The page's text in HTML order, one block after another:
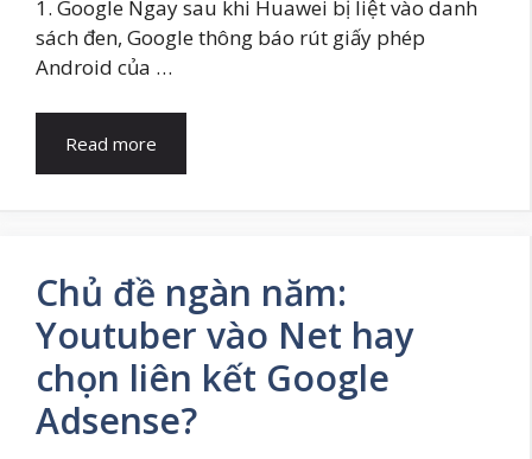
1. Google Ngay sau khi Huawei bị liệt vào danh
sách đen, Google thông báo rút giấy phép
Android của …
Read more
Chủ đề ngàn năm:
Youtuber vào Net hay
chọn liên kết Google
Adsense?